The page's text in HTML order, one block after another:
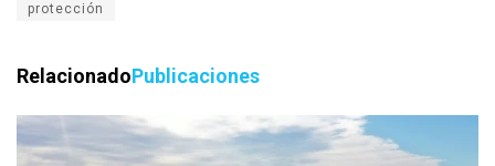
protección
RelacionadoPublicaciones